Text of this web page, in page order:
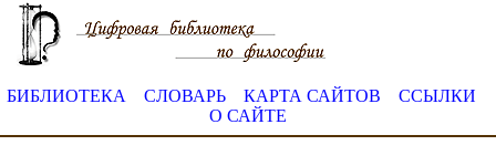
БИБЛИОТЕКА СЛОВАРЬ КАРТА САЙТОВ
ССЫЛКИ
О САЙТЕ